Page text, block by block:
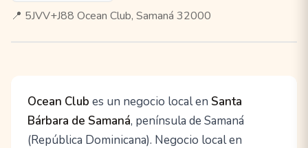
📍 5JVV+J88 Ocean Club, Samaná 32000
Ocean Club es un negocio local en Santa
Bárbara de Samaná, península de Samaná
(República Dominicana). Negocio local en